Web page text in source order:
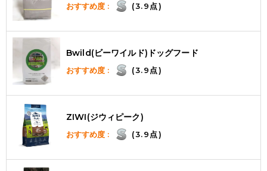
おすすめ度 : (3.9点)
Bwild(ビーワイルド)ドッグフード
おすすめ度 : (3.9点)
ZIWI(ジウィピーク)
おすすめ度 : (3.9点)